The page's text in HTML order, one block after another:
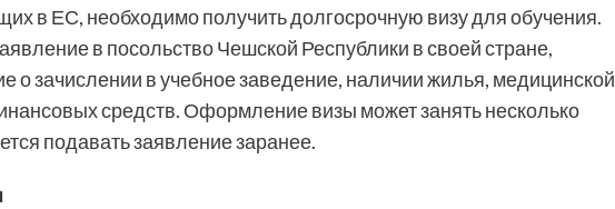
в ЕС, необходимо получить долгосрочную визу для обучения.
в посольство Чешской Республики в своей стране,
о зачислении в учебное заведение, наличии жилья, медицинской
средств. Оформление визы может занять несколько
подавать заявление заранее.